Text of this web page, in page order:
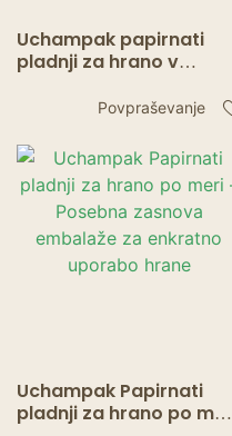
Uchampak papirnati
pladnji za hrano v
serviranje za enkratno
in prigrizke
Povpraševanje
Uchampak Papirnati
pladnji za hrano po meri